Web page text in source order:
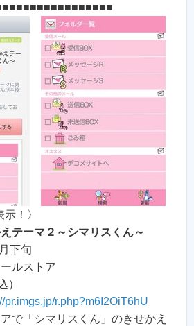
！〉
テーマ２～シマリスくん～
下旬
ルストア
）
pr.imgs.jp/r.php?m6I2OiT6hU
で「シマリスくん」のきせかえ